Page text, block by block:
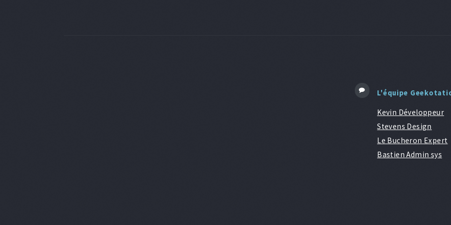
L'équipe
Kevin Développeur
Stevens Design
Le Bucheron Expert
Bastien Admin sys